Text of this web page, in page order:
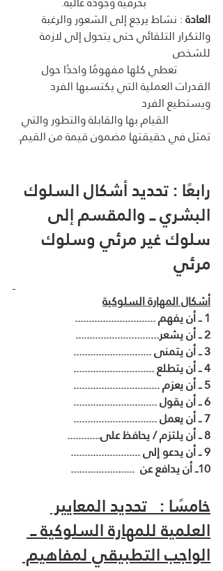
العادة : نشاط يرجع إلى الشعور والرغبة
والتكرار التلقائي حتى يتحول إلى لازمة
للشخص
            تعطي كلها مفهومًا واحدًا حول
القدرات العملية التي يكتسبها الفرد
ويستطيع الفرد
               القيام بها والقابلة والتطور والتي
تمثل في حقيقتها مضمون قيمة من القيم.
رابعًا : تحديد أشكال السلوك
البشري ــ والمقسم إلى
سلوك غير مرئي وسلوك
مرئي
أشكال المهارة السلوكية
1 ــ أن يفهم .............................
2 ــ أن يشعر..............................
3 ــ أن يتمنى ............................
4 ــ أن يتطلع .............................
5 ــ أن يعزم ...............................
6 ــ أن يقول ..............................
7 ــ أن يعمل ..............................
8 ــ أن يلتزم / يحافظ على............
9 ــ أن يدعو إلى .........................
10ــ أن يدافع عن  .......................
خامسًا :   تحديد المعايير
العلمية للمهارة السلوكية ــ
الواجب التطبيقي لمفاهيم